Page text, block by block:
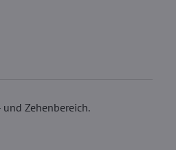
Zehenbereich.